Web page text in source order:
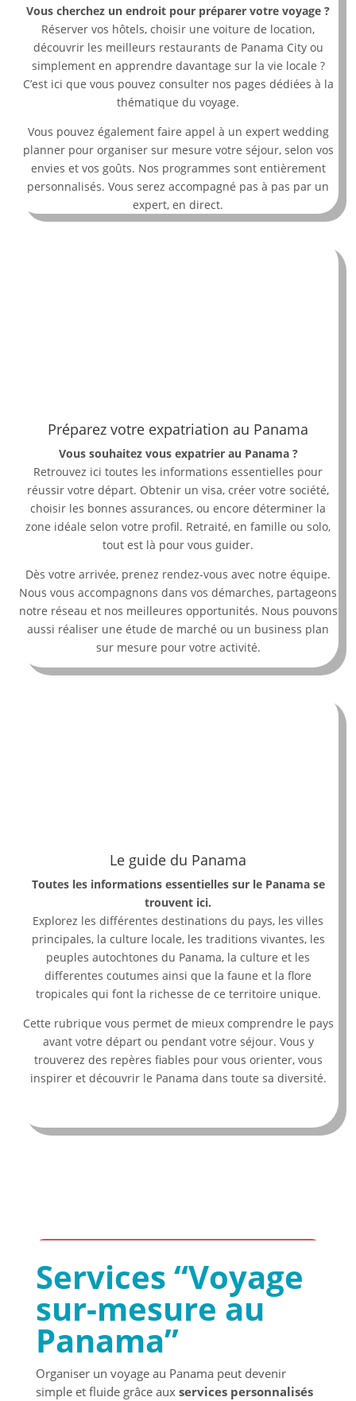
Vous cherchez un endroit pour préparer votre voyage ?
Réserver vos hôtels, choisir une voiture de location,
découvrir les meilleurs restaurants de Panama City ou
simplement en apprendre davantage sur la vie locale ?
C’est ici que vous pouvez consulter nos pages dédiées à la
thématique du voyage.
Vous pouvez également faire appel à un expert wedding
planner pour organiser sur mesure votre séjour, selon vos
envies et vos goûts. Nos programmes sont entièrement
personnalisés. Vous serez accompagné pas à pas par un
expert, en direct.
Préparez votre expatriation au Panama
Vous souhaitez vous expatrier au Panama ?
Retrouvez ici toutes les informations essentielles pour
réussir votre départ. Obtenir un visa, créer votre société,
choisir les bonnes assurances, ou encore déterminer la
zone idéale selon votre profil. Retraité, en famille ou solo,
tout est là pour vous guider.
Dès votre arrivée, prenez rendez-vous avec notre équipe.
Nous vous accompagnons dans vos démarches, partageons
notre réseau et nos meilleures opportunités. Nous pouvons
aussi réaliser une étude de marché ou un business plan
sur mesure pour votre activité.
Le guide du Panama
Toutes les informations essentielles sur le Panama se
trouvent ici.
Explorez les différentes destinations du pays, les villes
principales, la culture locale, les traditions vivantes, les
peuples autochtones du Panama, la culture et les
differentes coutumes ainsi que la faune et la flore
tropicales qui font la richesse de ce territoire unique.
Cette rubrique vous permet de mieux comprendre le pays
avant votre départ ou pendant votre séjour. Vous y
trouverez des repères fiables pour vous orienter, vous
inspirer et découvrir le Panama dans toute sa diversité.
Services “Voyage
sur-mesure au
Panama”
Organiser un voyage au Panama peut devenir
simple et fluide grâce aux services personnalisés